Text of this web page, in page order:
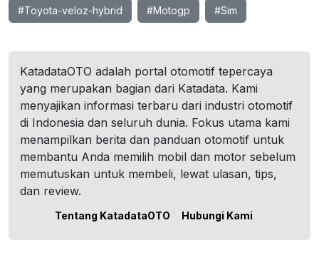
#Toyota-veloz-hybrid #Motogp #Sim
KatadataOTO adalah portal otomotif tepercaya
yang merupakan bagian dari Katadata. Kami
menyajikan informasi terbaru dari industri otomotif
di Indonesia dan seluruh dunia. Fokus utama kami
menampilkan berita dan panduan otomotif untuk
membantu Anda memilih mobil dan motor sebelum
memutuskan untuk membeli, lewat ulasan, tips,
dan review.
Tentang KatadataOTO Hubungi Kami